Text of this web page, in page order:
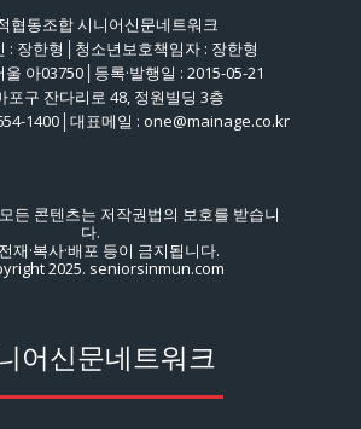
협동조합 시니어신문네트워크
: 장한형│청소년보호책임자 : 장한형
울 아03750│등록·발행일 : 2015-05-21
포구 잔다리로 48, 정원빌딩 3층
1400│대표메일 : one@mainage.co.kr
든 콘텐츠는 저작권법의 보호를 받습니
다.
재·복사·배포 등이 금지됩니다.
2025. seniorsinmun.com
어신문네트워크